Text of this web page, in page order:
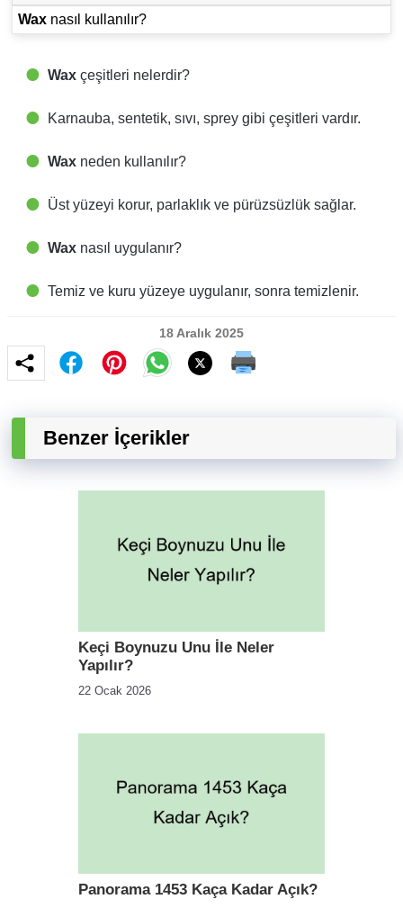
Wax nasıl kullanılır?
Wax çeşitleri nelerdir?
Karnauba, sentetik, sıvı, sprey gibi çeşitleri vardır.
Wax neden kullanılır?
Üst yüzeyi korur, parlaklık ve pürüzsüzlük sağlar.
Wax nasıl uygulanır?
Temiz ve kuru yüzeye uygulanır, sonra temizlenir.
18 Aralık 2025
Benzer İçerikler
Keçi Boynuzu Unu İle Neler
Yapılır?
22 Ocak 2026
Panorama 1453 Kaça Kadar Açık?